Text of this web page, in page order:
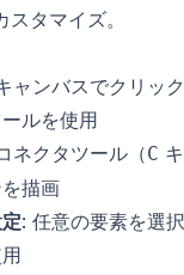
タマイズ。
ャンバスでクリッ
ルを使用
ネクタツール（C
描画
: 任意の要素を選